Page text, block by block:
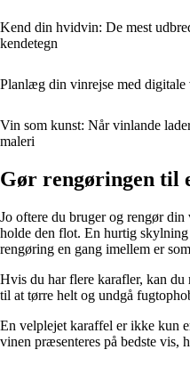
Kend din hvidvin: De mest
kendetegn
Planlæg din vinrejse med
Vin som kunst: Når vinlande
maleri
Gør rengøringen til
Jo oftere du bruger og rengør
holde den flot. En hurtig
rengøring en gang imellem er
Hvis du har flere karafler, kan du
til at tørre helt og undgå
En velplejet karaffel er ikke kun
vinen præsenteres på bedste vis,